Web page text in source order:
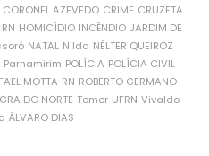
CORONEL AZEVEDO CRIME CRUZETA
HOMICÍDIO INCÊNDIO JARDIM DE
NATAL Nilda NÉLTER QUEIROZ
Parnamirim POLÍCIA POLÍCIA CIVIL
MOTTA RN ROBERTO GERMANO
DO NORTE Temer UFRN Vivaldo
ÁLVARO DIAS